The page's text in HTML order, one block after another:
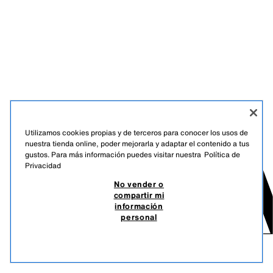
Utilizamos cookies propias y de terceros para conocer los usos de
nuestra tienda online, poder mejorarla y adaptar el contenido a tus
gustos. Para más información puedes visitar nuestra Política de
Privacidad
No vender o
compartir mi
información
personal